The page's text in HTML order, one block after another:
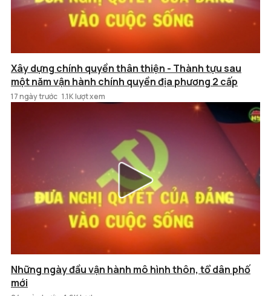
Xây dựng chính quyền thân thiện - Thành tựu sau
một năm vận hành chính quyền địa phương 2 cấp
17 ngày trước 1.1K lượt xem
Những ngày đầu vận hành mô hình thôn, tổ dân phố
mới